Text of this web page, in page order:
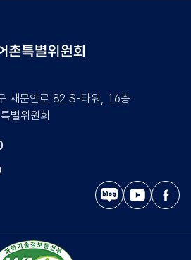
새문안로 82 S-타워, 16층
별위원회
블
로
유
튜
페
이